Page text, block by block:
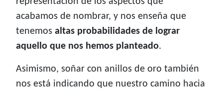
acabamos de nombrar, y nos enseña que
tenemos altas probabilidades de lograr
aquello que nos hemos planteado.
Asimismo, soñar con anillos de oro también
nos está indicando que nuestro camino hacia